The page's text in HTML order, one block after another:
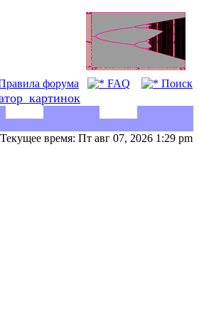
форума FAQ Поиск
Текущее время: Пт авг 07, 2026 1:29 pm